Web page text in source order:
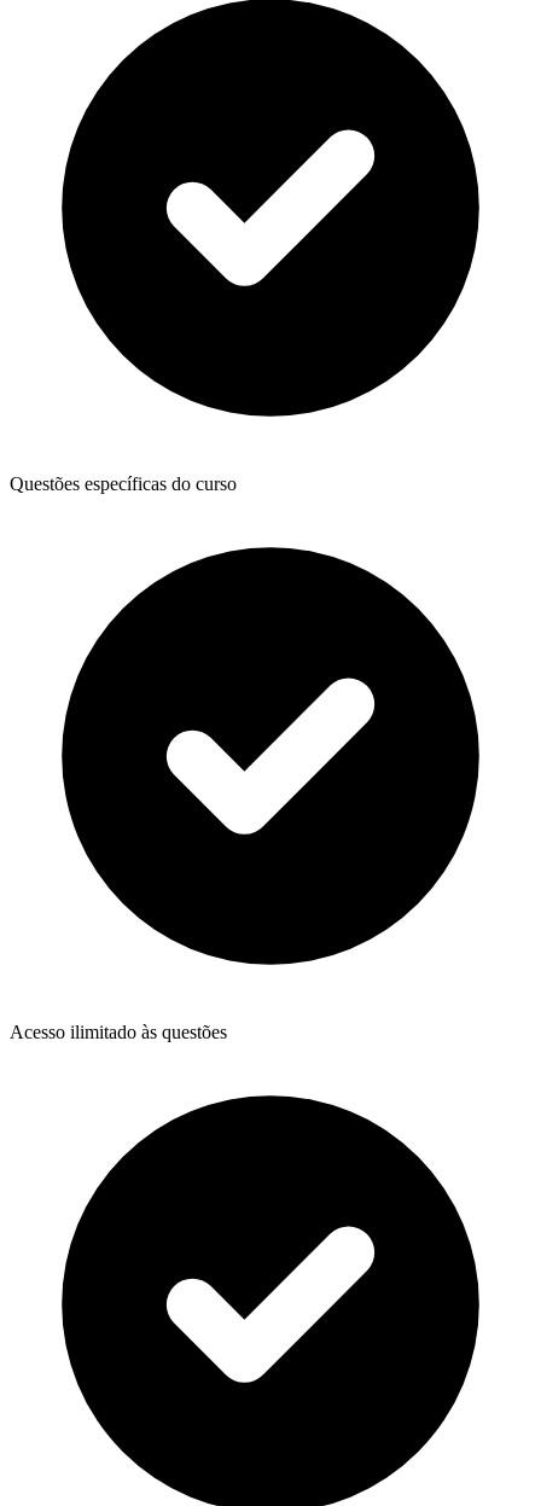
Questões específicas do curso
Acesso ilimitado às questões